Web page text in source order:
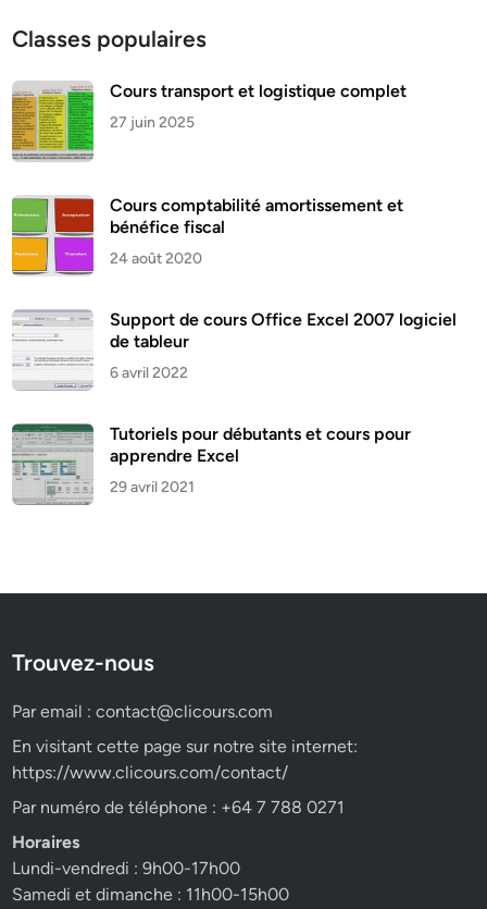
Classes populaires
Cours transport et logistique complet
27 juin 2025
Cours comptabilité amortissement et
bénéfice fiscal
24 août 2020
Support de cours Office Excel 2007 logiciel
de tableur
6 avril 2022
Tutoriels pour débutants et cours pour
apprendre Excel
29 avril 2021
Trouvez-nous
Par email :contact@clicours.com
En visitant cette page sur notre site internet:
https://www.clicours.com/contact/
Par numéro de téléphone : +64 7 788 0271
Horaires
Lundi-vendredi : 9h00-17h00
Samedi et dimanche : 11h00-15h00